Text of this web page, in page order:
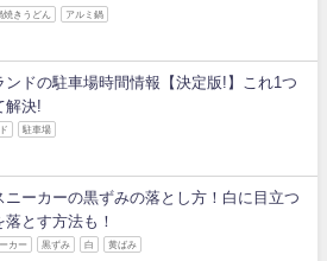
焼きうどん アルミ鍋
ンドの駐車場時間情報【決定版!】これ1つ
解決!
駐車場
ニーカーの黒ずみの落とし方！白に目立つ
落とす方法も！
カー 黒ずみ 白 黄ばみ